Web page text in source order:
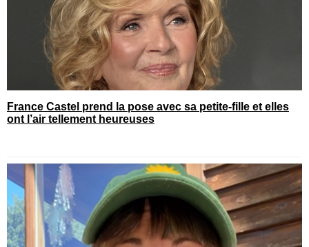
France Castel prend la pose avec sa petite-fille et elles
ont l’air tellement heureuses